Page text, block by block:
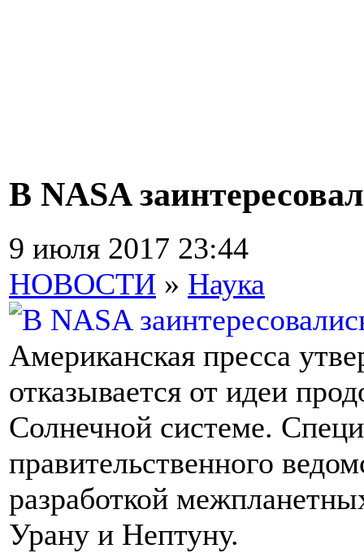
В NASA
9 июля 2017 23:44
НОВОСТИ » Наука
Американская пресса
отказывается от идеи
Солнечной системе.
правительственного
разработкой
Урану и Нептуну.